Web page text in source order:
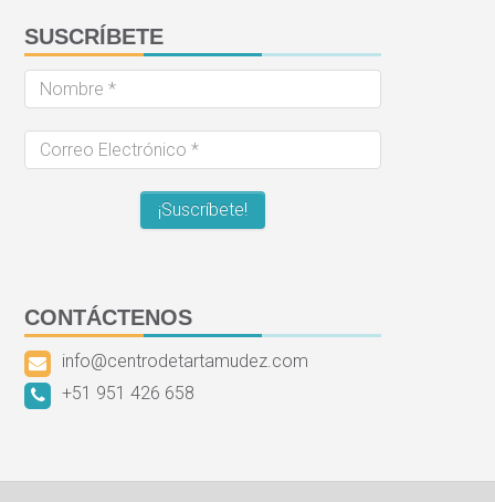
SUSCRÍBETE
CONTÁCTENOS
info@centrodetartamudez.com
+51 951 426 658